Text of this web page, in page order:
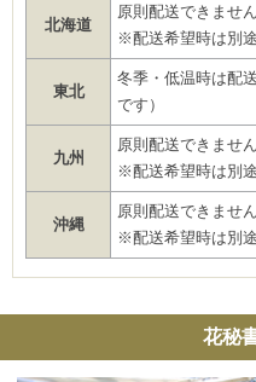
北海道
原則配送できませ
※配送希望時は別
東北
冬季・低温時は配
です）
九州
原則配送できませ
※配送希望時は別
沖縄
原則配送できませ
※配送希望時は別
花秘